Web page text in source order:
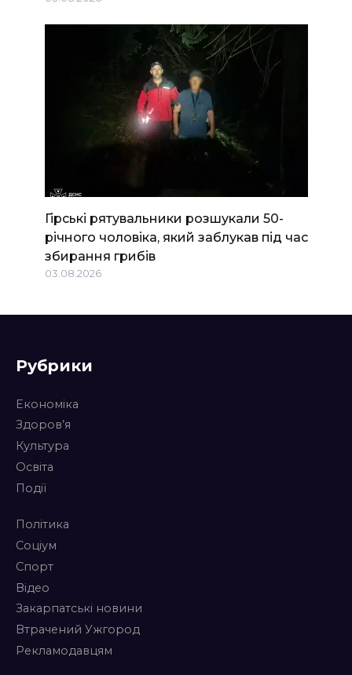
Гірські рятувальники розшукали 50-
річного чоловіка, який заблукав під час
збирання грибів
03.08.2026
Рубрики
Економіка
Здоров’я
Культура
Освіта
Події
Політика
Соціум
Спорт
Відео
Закарпатські новини
Втрачений Ужгород
Рекламодавцям